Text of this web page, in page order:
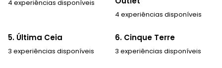
4 experiências disponíveis
4 experiências disponíveis
5. Última Ceia
3 experiências disponíveis
6. Cinque Terre
3 experiências disponíveis